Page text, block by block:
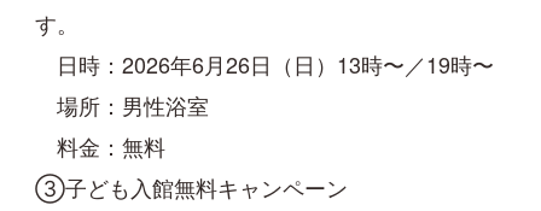
す。
日時：2026年6月26日（日）13時〜／19時〜
場所：男性浴室
料金：無料
③子ども入館無料キャンペーン